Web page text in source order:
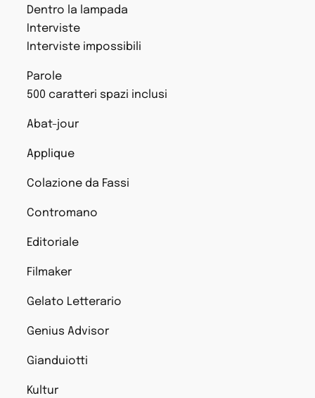
Dentro la lampada
Interviste
Interviste impossibili
Parole
500 caratteri spazi inclusi
Abat-jour
Applique
Colazione da Fassi
Contromano
Editoriale
Filmaker
Gelato Letterario
Genius Advisor
Gianduiotti
Kultur